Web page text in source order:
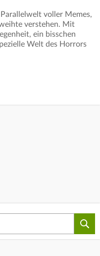
voller Memes,
verstehen. Mit
ein bisschen
Welt des Horrors